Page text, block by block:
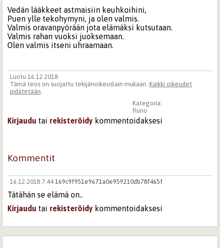
Vedän lääkkeet astmaisiin keuhkoihini,
Puen ylle tekohymyni, ja olen valmis.
Valmis oravanpyörään jota elämäksi kutsutaan.
Valmis rahan vuoksi juoksemaan.
Olen valmis itseni uhraamaan.
Luotu 16.12.2018
Tämä teos on suojattu tekijänoikeuslain mukaan. Kaikki oikeudet
pidätetään.
Kategoria:
Runo
Kirjaudu tai rekisteröidy kommentoidaksesi
Kommentit
16.12.2018 7:44 169c9f951e9671a0e959210db78f465f
Tätähän se elämä on..
Kirjaudu tai rekisteröidy kommentoidaksesi